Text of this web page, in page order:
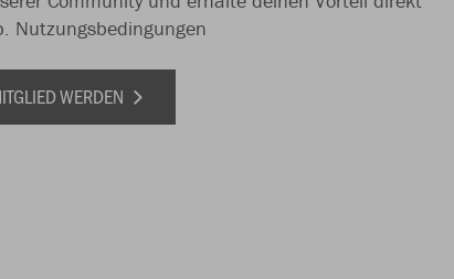
Nutzungsbedingungen
WERDEN